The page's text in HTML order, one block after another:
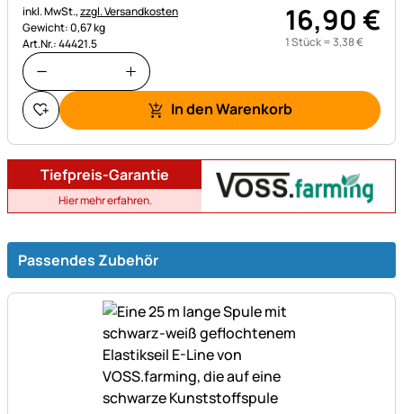
Steuerhinweis:
inkl. MwSt.,zzgl. Versandkosten
Gewicht: 0,67 kg
Art.Nr.: 44421.5
16,90€
1 Stück =3,38€
In den Warenkorb
Tiefpreis-Garantie
Hier mehr erfahren.
Passendes Zubehör